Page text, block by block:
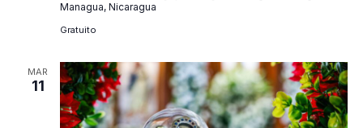
Managua, Nicaragua
Gratuito
MAR
11